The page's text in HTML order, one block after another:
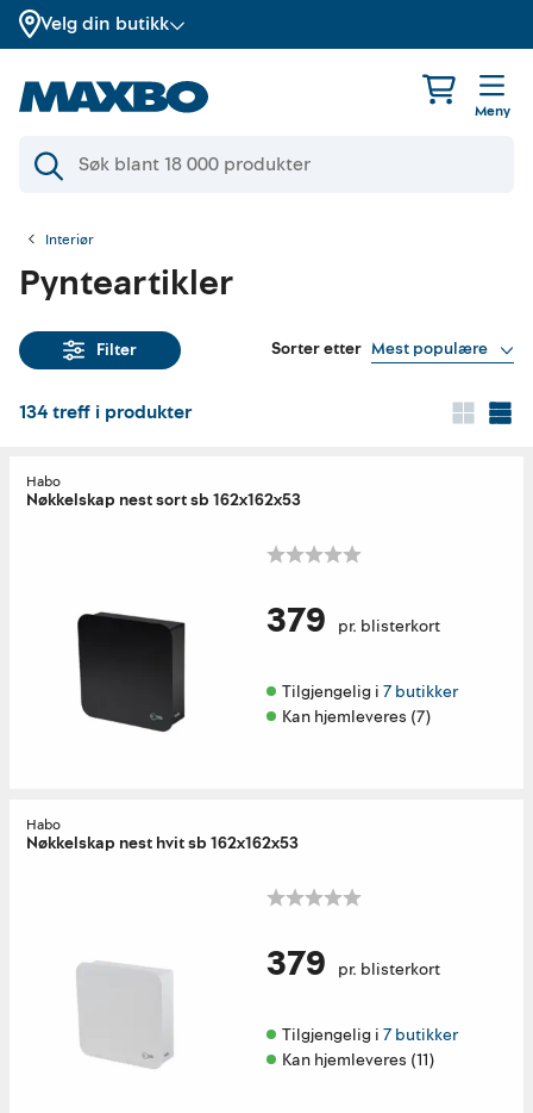
Velg din butikk
Meny
Interiør
Pynteartikler
Filter Sorter etter Mest populære
134treff i produkter
Habo
Nøkkelskap nest sort sb 162x162x53
379 pr. blisterkort
Tilgjengelig i 7 butikker
Kan hjemleveres (7)
Habo
Nøkkelskap nest hvit sb 162x162x53
379 pr. blisterkort
Tilgjengelig i 7 butikker
Kan hjemleveres (11)